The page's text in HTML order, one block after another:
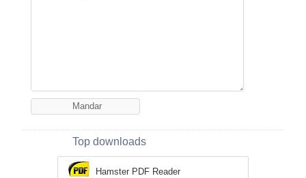
Top downloads
Hamster PDF Reader